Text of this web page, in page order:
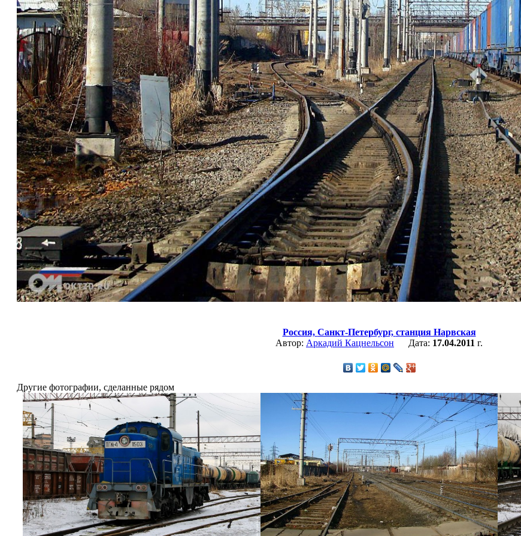
Россия, Санкт-Петербург, станция Нарвская
Автор: Аркадий Кацнельсон Дата: 17.04.2011 г.
Другие фотографии, сделанные рядом